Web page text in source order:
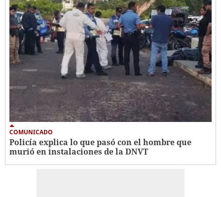
COMUNICADO
Policía explica lo que pasó con el hombre que
murió en instalaciones de la DNVT